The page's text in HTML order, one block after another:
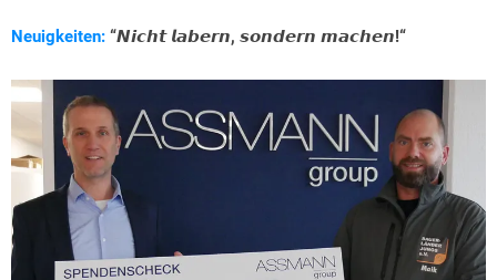
Neuigkeiten: “𝙉𝙞𝙘𝙝𝙩 𝙡𝙖𝙗𝙚𝙧𝙣, 𝙨𝙤𝙣𝙙𝙚𝙧𝙣 𝙢𝙖𝙘𝙝𝙚𝙣!“